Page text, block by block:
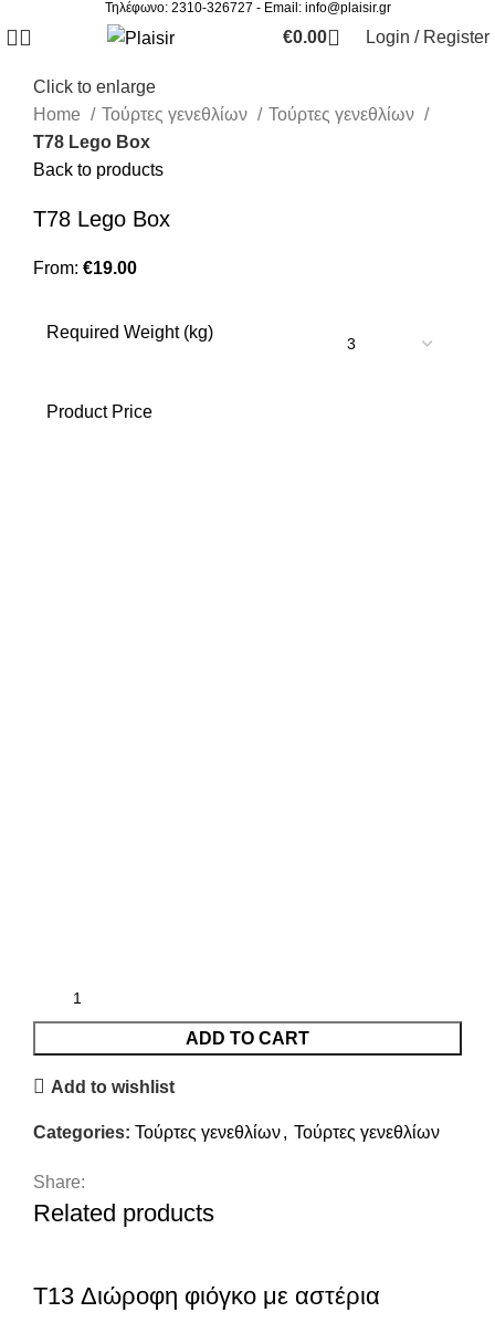
Τηλέφωνο: 2310-326727 - Email: info@plaisir.gr
€0.00 Login / Register
Click to enlarge
Home
Τούρτες γενεθλίων
Τούρτες γενεθλίων
Τ78 Lego Box
Back to products
Τ78 Lego Box
From: €19.00
Required Weight (kg)
Product Price
ADD TO CART
Add to wishlist
Categories: Τούρτες γενεθλίων, Τούρτες γενεθλίων
Share:
Related products
T13 Διώροφη φιόγκο με αστέρια